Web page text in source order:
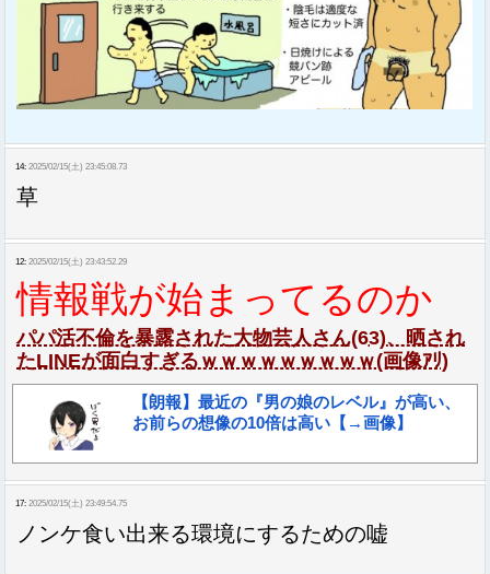
14: 2025/02/15(土) 23:45:08.73
草
12: 2025/02/15(土) 23:43:52.29
情報戦が始まってるのか
パパ活不倫を暴露された大物芸人さん(63)、晒され
たLINEが面白すぎるｗｗｗｗｗｗｗｗｗ(画像ｱﾘ)
【朗報】最近の『男の娘のレベル』が高い、
お前らの想像の10倍は高い【→画像】
17: 2025/02/15(土) 23:49:54.75
ノンケ食い出来る環境にするための嘘